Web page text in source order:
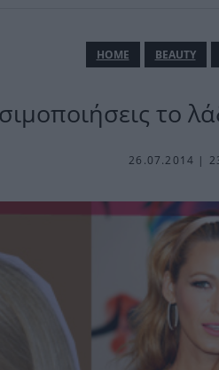
ΗΟΜΕ BEAUTY
το
26.07.2014 |